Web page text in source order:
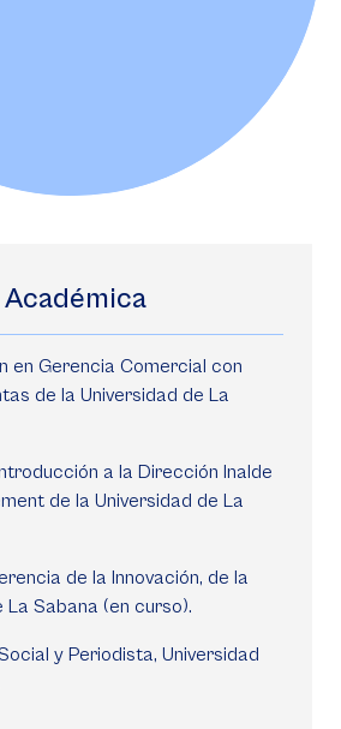
en Gerencia Comercial con
de la Universidad de La
a la Dirección Inalde
de la Universidad de La
de la Innovación, de la
La Sabana (en curso).
y Periodista, Universidad